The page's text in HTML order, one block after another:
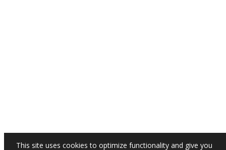
This site uses cookies to optimize functionality and give you